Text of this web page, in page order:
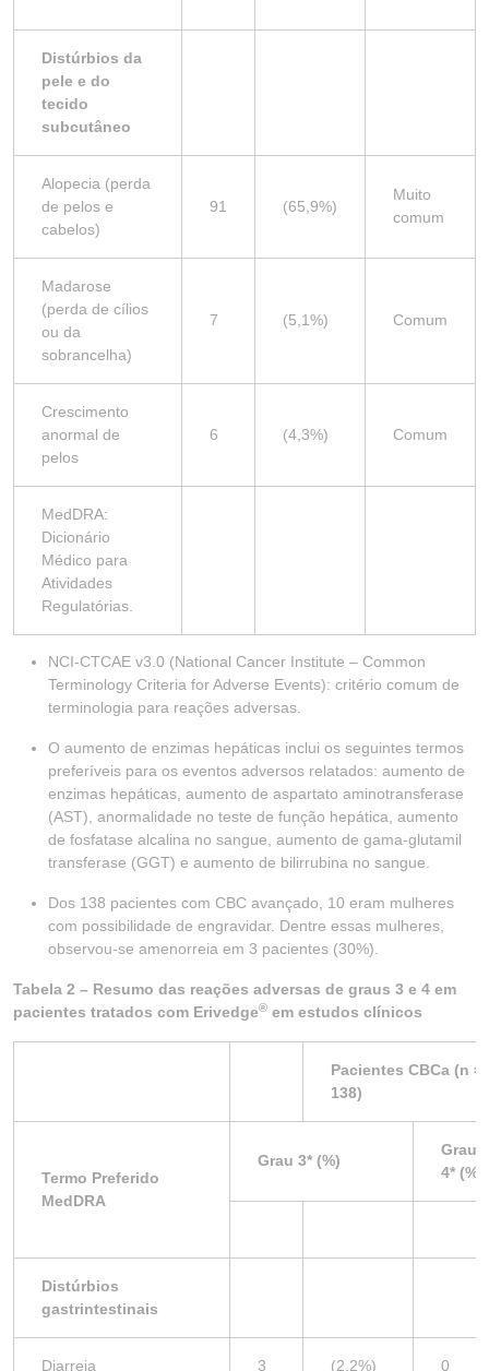
Distúrbios da
pele e do
tecido
subcutâneo
Alopecia (perda
de pelos e
cabelos)
91 (65,9%)
Muito
comum
Madarose
(perda de cílios
ou da
sobrancelha)
7 (5,1%) Comum
Crescimento
anormal de
pelos
6 (4,3%) Comum
MedDRA:
Dicionário
Médico para
Atividades
Regulatórias.
NCI-CTCAE v3.0 (National Cancer Institute – Common
Terminology Criteria for Adverse Events): critério comum de
terminologia para reações adversas.
O aumento de enzimas hepáticas inclui os seguintes termos
preferíveis para os eventos adversos relatados: aumento de
enzimas hepáticas, aumento de aspartato aminotransferase
(AST), anormalidade no teste de função hepática, aumento
de fosfatase alcalina no sangue, aumento de gama-glutamil
transferase (GGT) e aumento de bilirrubina no sangue.
Dos 138 pacientes com CBC avançado, 10 eram mulheres
com possibilidade de engravidar. Dentre essas mulheres,
observou-se amenorreia em 3 pacientes (30%).
Tabela 2 – Resumo das reações adversas de graus 3 e 4 em
pacientes tratados com Erivedge® em estudos clínicos
Pacientes CBCa (n =
138)
Termo Preferido
MedDRA
Grau 3* (%)
Grau
4* (%)
Distúrbios
gastrintestinais
Diarreia 3 (2,2%) 0